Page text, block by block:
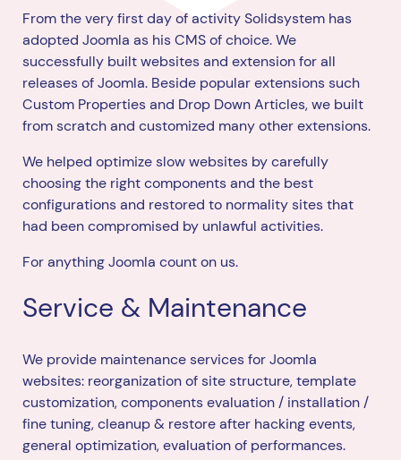
From the very first day of activity Solidsystem has
adopted Joomla as his CMS of choice. We
successfully built websites and extension for all
releases of Joomla. Beside popular extensions such
Custom Properties and Drop Down Articles, we built
from scratch and customized many other extensions.
We helped optimize slow websites by carefully
choosing the right components and the best
configurations and restored to normality sites that
had been compromised by unlawful activities.
For anything Joomla count on us.
Service & Maintenance
We provide maintenance services for Joomla
websites: reorganization of site structure, template
customization, components evaluation / installation /
fine tuning, cleanup & restore after hacking events,
general optimization, evaluation of performances.